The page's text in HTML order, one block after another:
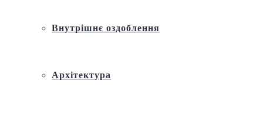
Внутрішнє оздоблення
Архітектура